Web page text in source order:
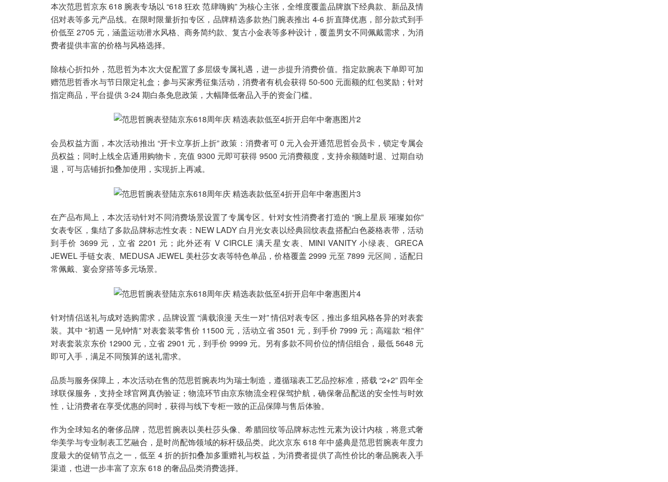
本次范思哲京东 618 腕表专场以 “618 狂欢 范肆嗨购” 为核心主张，全维度覆盖品牌旗下经典款、新品及情
侣对表等多元产品线。在限时限量折扣专区，品牌精选多款热门腕表推出 4-6 折直降优惠，部分款式到手
价低至 2705 元，涵盖运动潜水风格、商务简约款、复古小金表等多种设计，覆盖男女不同佩戴需求，为消
费者提供丰富的价格与风格选择。
除核心折扣外，范思哲为本次大促配置了多层级专属礼遇，进一步提升消费价值。指定款腕表下单即可加
赠范思哲香水与节日限定礼盒；参与买家秀征集活动，消费者有机会获得 50-500 元面额的红包奖励；针对
指定商品，平台提供 3-24 期白条免息政策，大幅降低奢品入手的资金门槛。
会员权益方面，本次活动推出 “开卡立享折上折” 政策：消费者可 0 元入会开通范思哲会员卡，锁定专属会
员权益；同时上线全店通用购物卡，充值 9300 元即可获得 9500 元消费额度，支持余额随时退、过期自动
退，可与店铺折扣叠加使用，实现折上再减。
在产品布局上，本次活动针对不同消费场景设置了专属专区。针对女性消费者打造的 “腕上星辰 璀璨如你”
女表专区，集结了多款品牌标志性女表：NEW LADY 白月光女表以经典回纹表盘搭配白色菱格表带，活动
到手价 3699 元，立省 2201 元；此外还有 V CIRCLE 满天星女表、MINI VANITY 小绿表、GRECA
JEWEL 手链女表、MEDUSA JEWEL 美杜莎女表等特色单品，价格覆盖 2999 元至 7899 元区间，适配日
常佩戴、宴会穿搭等多元场景。
针对情侣送礼与成对选购需求，品牌设置 “满载浪漫 天生一对” 情侣对表专区，推出多组风格各异的对表套
装。其中 “初遇 一见钟情” 对表套装零售价 11500 元，活动立省 3501 元，到手价 7999 元；高端款 “相伴”
对表套装京东价 12900 元，立省 2901 元，到手价 9999 元。另有多款不同价位的情侣组合，最低 5648 元
即可入手，满足不同预算的送礼需求。
品质与服务保障上，本次活动在售的范思哲腕表均为瑞士制造，遵循瑞表工艺品控标准，搭载 “2+2” 四年全
球联保服务，支持全球官网真伪验证；物流环节由京东物流全程保驾护航，确保奢品配送的安全性与时效
性，让消费者在享受优惠的同时，获得与线下专柜一致的正品保障与售后体验。
作为全球知名的奢侈品牌，范思哲腕表以美杜莎头像、希腊回纹等品牌标志性元素为设计内核，将意式奢
华美学与专业制表工艺融合，是时尚配饰领域的标杆级品类。此次京东 618 年中盛典是范思哲腕表年度力
度最大的促销节点之一，低至 4 折的折扣叠加多重赠礼与权益，为消费者提供了高性价比的奢品腕表入手
渠道，也进一步丰富了京东 618 的奢品品类消费选择。